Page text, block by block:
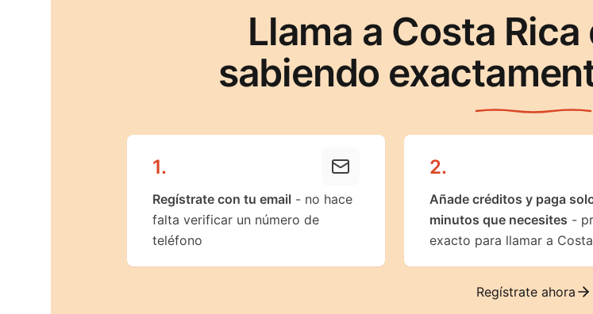
Llama a Costa
sabiendo
1.
Regístrate con tu email - no hace
falta verificar un número de
teléfono
2.
Añade créditos y paga
minutos que necesites -
exacto para llamar a
Regístrate ahora